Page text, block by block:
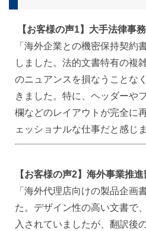
【お客様の声1】大手法律事
「海外企業との機密保持契約
しました。法的文書特有の複
のニュアンスを損なうことな
きました。特に、ヘッダーや
欄などのレイアウトが完全に
ェッショナルな仕事だと感じ
【お客様の声2】海外事業推
「海外代理店向けの製品企画
た。デザイン性の高い文書で
入されていましたが、翻訳後